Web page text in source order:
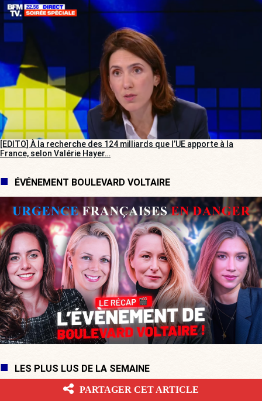
[EDITO] À la recherche des 124 milliards que l’UE apporte à la
France, selon Valérie Hayer…
ÉVÉNEMENT BOULEVARD VOLTAIRE
LES PLUS LUS DE LA SEMAINE
PARTAGER CET ARTICLE